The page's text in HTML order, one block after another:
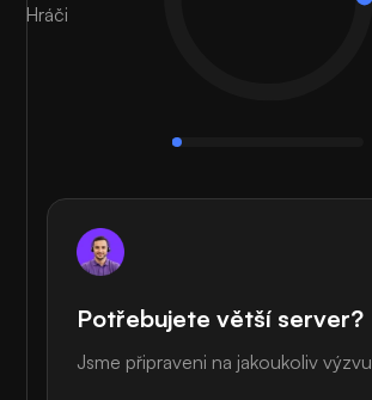
Hráči
Potřebujete větší server?
Jsme připraveni na jakoukoliv výzvu